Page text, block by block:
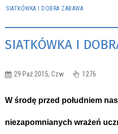
SIATKÓWKA I DOBRA ZABAWA
SIATKÓWKA I
29 Paź 2015, Czw 1276
W środę przed południem
niezapomnianych wrażeń